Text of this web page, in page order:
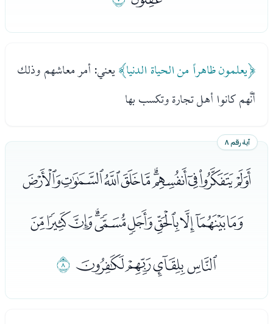
﴿يعلمون ظاهراً من الحياة الدنيا﴾يعني: أمر معاشهم وذلك
أنَّهم كانوا أهل تجارة وتكسب بها
آية رقم ٨
ﭩﭪﭫﭬﭭﭮﭯﭰﭱﭲ
ﭳﭴﭵﭶﭷﭸﭹﭺﭻﭼ
ﭽﭾﭿﮀﮁ